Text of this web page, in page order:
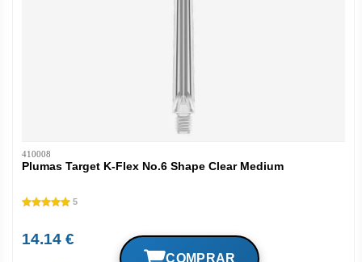
410008
Plumas Target K-Flex No.6 Shape Clear Medium
5
14.14 €